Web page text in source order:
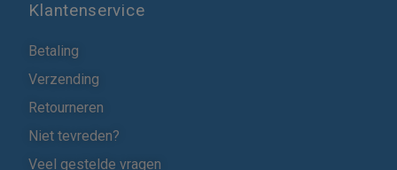
Klantenservice
Betaling
Verzending
Retourneren
Niet tevreden?
Veel gestelde vragen